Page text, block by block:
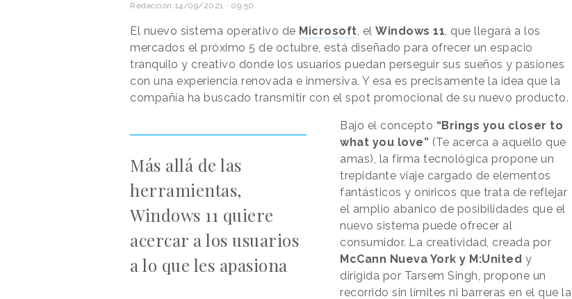
Redacción 14/09/2021 · 09:50
El nuevo sistema operativo de Microsoft, el Windows 11, que llegará a los
mercados el próximo 5 de octubre, está diseñado para ofrecer un espacio
tranquilo y creativo donde los usuarios puedan perseguir sus sueños y pasiones
con una experiencia renovada e inmersiva. Y esa es precisamente la idea que la
compañía ha buscado transmitir con el spot promocional de su nuevo producto.
Más allá de las
herramientas,
Windows 11 quiere
acercar a los usuarios
a lo que les apasiona
Bajo el concepto “Brings you closer to
what you love” (Te acerca a aquello que
amas), la firma tecnológica propone un
trepidante viaje cargado de elementos
fantásticos y oníricos que trata de reflejar
el amplio abanico de posibilidades que el
nuevo sistema puede ofrecer al
consumidor. La creatividad, creada por
McCann Nueva York y M:United y
dirigida por Tarsem Singh, propone un
recorrido sin límites ni barreras en el que la